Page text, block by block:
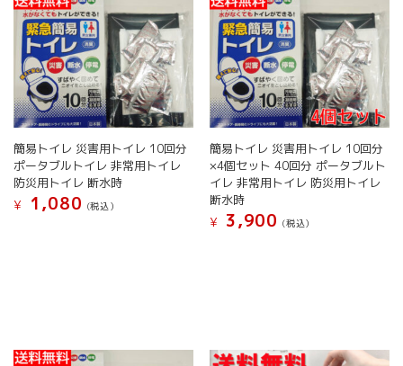
簡易トイレ 災害用トイレ 10回分
ポータブルトイレ 非常用トイレ
防災用トイレ 断水時
¥
1,080 (税込）
簡易トイレ 災害用トイレ 10回分
×4個セット 40回分 ポータブルト
イレ 非常用トイレ 防災用トイレ
断水時
¥
3,900 (税込）